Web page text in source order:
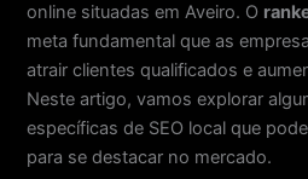
online situadas em Aveiro. O
meta fundamental que as
atrair clientes qualificados e
Neste artigo, vamos explorar
específicas de SEO local que
para se destacar no mercado.